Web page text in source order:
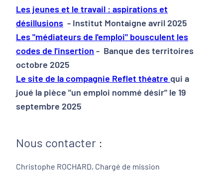
Les jeunes et le travail : aspirations et
désillusions - Institut Montaigne avril 2025
Les "médiateurs de l'emploi" bousculent les
codes de l'insertion - Banque des territoires
octobre 2025
Le site de la compagnie Reflet théatre qui a
joué la pièce "un emploi nommé désir" le 19
septembre 2025
Nous contacter :
Christophe ROCHARD, Chargé de mission